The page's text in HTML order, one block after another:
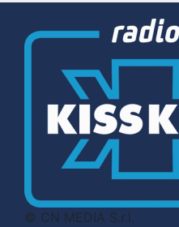
© CN MEDIA S.r.l.